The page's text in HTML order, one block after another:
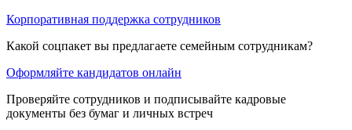
Корпоративная поддержка сотрудников
Какой соцпакет вы предлагаете семейным сотрудникам?
Оформляйте кандидатов онлайн
Проверяйте сотрудников и подписывайте кадровые
документы без бумаг и личных встреч